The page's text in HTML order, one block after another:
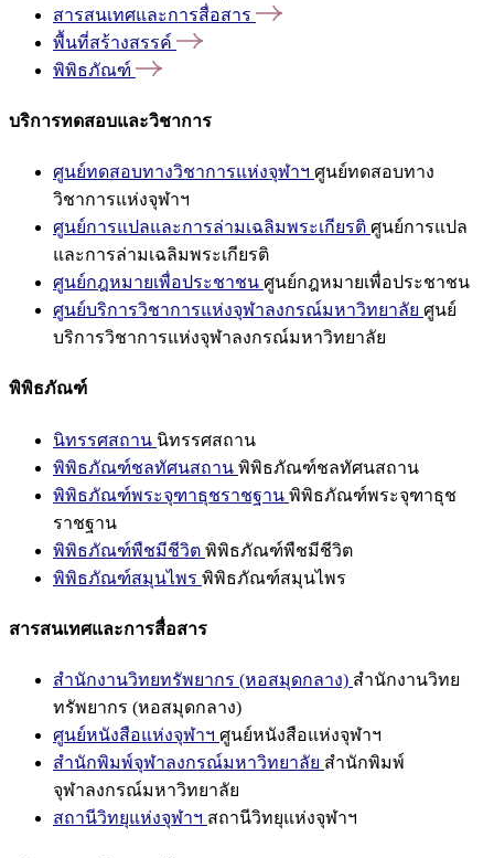
สารสนเทศและการสื่อสาร
พื้นที่สร้างสรรค์
พิพิธภัณฑ์
บริการทดสอบและวิชาการ
ศูนย์ทดสอบทางวิชาการแห่งจุฬาฯ ศูนย์ทดสอบทาง
วิชาการแห่งจุฬาฯ
ศูนย์การแปลและการล่ามเฉลิมพระเกียรติ ศูนย์การแปล
และการล่ามเฉลิมพระเกียรติ
ศูนย์กฎหมายเพื่อประชาชน ศูนย์กฎหมายเพื่อประชาชน
ศูนย์บริการวิชาการแห่งจุฬาลงกรณ์มหาวิทยาลัย ศูนย์
บริการวิชาการแห่งจุฬาลงกรณ์มหาวิทยาลัย
พิพิธภัณฑ์
นิทรรศสถาน นิทรรศสถาน
พิพิธภัณฑ์ชลทัศนสถาน พิพิธภัณฑ์ชลทัศนสถาน
พิพิธภัณฑ์พระจุฑาธุชราชฐาน พิพิธภัณฑ์พระจุฑาธุช
ราชฐาน
พิพิธภัณฑ์พืชมีชีวิต พิพิธภัณฑ์พืชมีชีวิต
พิพิธภัณฑ์สมุนไพร พิพิธภัณฑ์สมุนไพร
สารสนเทศและการสื่อสาร
สำนักงานวิทยทรัพยากร (หอสมุดกลาง) สำนักงานวิทย
ทรัพยากร (หอสมุดกลาง)
ศูนย์หนังสือแห่งจุฬาฯ ศูนย์หนังสือแห่งจุฬาฯ
สำนักพิมพ์จุฬาลงกรณ์มหาวิทยาลัย สำนักพิมพ์
จุฬาลงกรณ์มหาวิทยาลัย
สถานีวิทยุแห่งจุฬาฯ สถานีวิทยุแห่งจุฬาฯ